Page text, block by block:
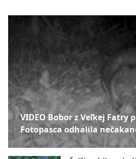
VIDEO Bobor z Veľkej Fatry
Fotopasca odhalila